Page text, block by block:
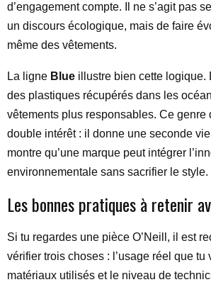
d’engagement compte. Il ne s’agit pas
un discours écologique, mais de faire
même des vêtements.
La ligne Blue illustre bien cette logique.
des plastiques récupérés dans les
vêtements plus responsables. Ce genre
double intérêt : il donne une seconde
montre qu’une marque peut intégrer
environnementale sans sacrifier le style.
Les bonnes pratiques à retenir
Si tu regardes une pièce O’Neill, il est
vérifier trois choses : l’usage réel que tu
matériaux utilisés et le niveau de